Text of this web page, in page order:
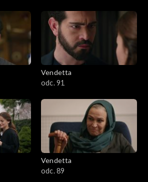
Vendetta
odc. 91
Vendetta
odc. 89